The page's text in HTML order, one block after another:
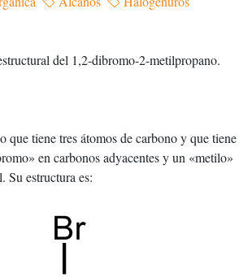
del 1,2-dibromo-2-metilpropano.
que tiene tres átomos de carbono y que tiene
en carbonos adyacentes y un «metilo»
Su estructura es: